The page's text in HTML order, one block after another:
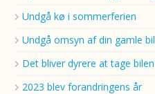
Undgå kø i sommerferien
Undgå omsyn af din gamle bil
Det bliver dyrere at tage bilen
2023 blev forandringens år